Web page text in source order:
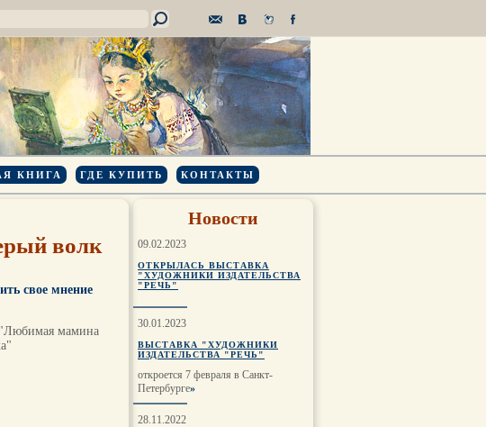
КНИГА ГДЕ КУПИТЬ КОНТАКТЫ
волк
свое мнение
мамина
Новости
09.02.2023
ОТКРЫЛАСЬ ВЫСТАВКА
"ХУДОЖНИКИ ИЗДАТЕЛЬСТВА
"РЕЧЬ"
30.01.2023
ВЫСТАВКА "ХУДОЖНИКИ
ИЗДАТЕЛЬСТВА "РЕЧЬ"
откроется 7 февраля в Санкт-
Петербурге»
28.11.2022